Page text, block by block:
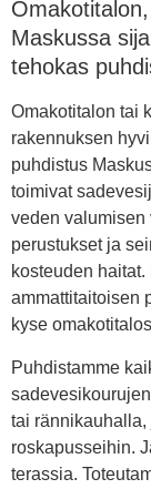
Maskussa
tehokas
Omakotitalon tai
rakennuksen
puhdistus
toimivat
veden valumisen
perustukset ja
kosteuden
ammattitaitoisen
kyse
Puhdistamme
tai
roskapusseihin.
terassia.